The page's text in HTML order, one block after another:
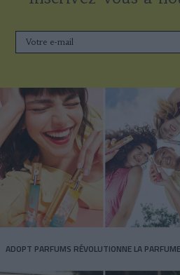
ADOPT PARFUMS RÉVOLUTIONNE LA